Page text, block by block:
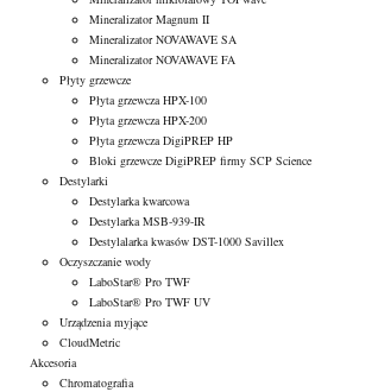
Mineralizator Magnum II
Mineralizator NOVAWAVE SA
Mineralizator NOVAWAVE FA
Płyty grzewcze
Płyta grzewcza HPX-100
Płyta grzewcza HPX-200
Płyta grzewcza DigiPREP HP
Bloki grzewcze DigiPREP firmy SCP Science
Destylarki
Destylarka kwarcowa
Destylarka MSB-939-IR
Destylalarka kwasów DST-1000 Savillex
Oczyszczanie wody
LaboStar® Pro TWF
LaboStar® Pro TWF UV
Urządzenia myjące
CloudMetric
Akcesoria
Chromatografia